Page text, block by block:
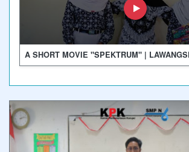
A SHORT MOVIE "SPEKTRUM" |